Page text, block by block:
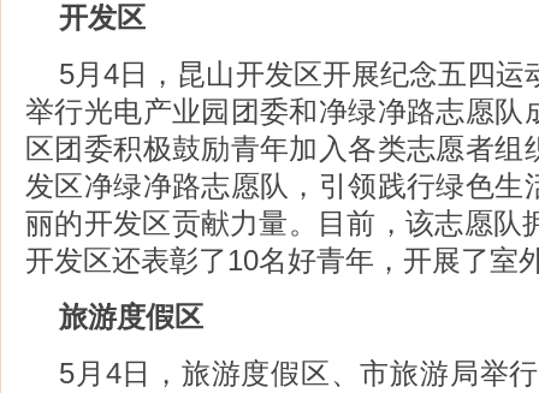
开发区
5月4日，昆山开发区开展纪念五四运
举行光电产业园团委和净绿净路志愿队
区团委积极鼓励青年加入各类志愿者组
发区净绿净路志愿队，引领践行绿色生
丽的开发区贡献力量。目前，该志愿队
开发区还表彰了10名好青年，开展了室
旅游度假区
5月4日，旅游度假区、市旅游局举